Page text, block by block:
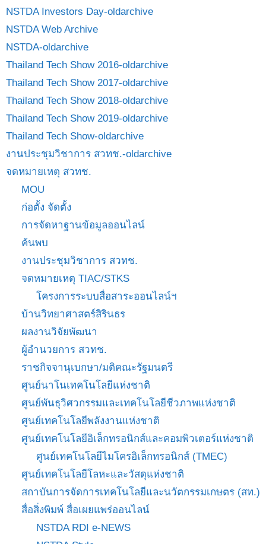
NSTDA Investors Day-oldarchive
NSTDA Web Archive
NSTDA-oldarchive
Thailand Tech Show 2016-oldarchive
Thailand Tech Show 2017-oldarchive
Thailand Tech Show 2018-oldarchive
Thailand Tech Show 2019-oldarchive
Thailand Tech Show-oldarchive
งานประชุมวิชาการ สวทช.-oldarchive
จดหมายเหตุ สวทช.
MOU
ก่อตั้ง จัดตั้ง
การจัดหาฐานข้อมูลออนไลน์
ค้นพบ
งานประชุมวิชาการ สวทช.
จดหมายเหตุ TIAC/STKS
โครงการระบบสื่อสาระออนไลน์ฯ
บ้านวิทยาศาสตร์สิรินธร
ผลงานวิจัยพัฒนา
ผู้อำนวยการ สวทช.
ราชกิจจานุเบกษา/มติคณะรัฐมนตรี
ศูนย์นาโนเทคโนโลยีแห่งชาติ
ศูนย์พันธุวิศวกรรมและเทคโนโลยีชีวภาพแห่งชาติ
ศูนย์เทคโนโลยีพลังงานแห่งชาติ
ศูนย์เทคโนโลยีอิเล็กทรอนิกส์และคอมพิวเตอร์แห่งชาติ
ศูนย์เทคโนโลยีไมโครอิเล็กทรอนิกส์ (TMEC)
ศูนย์เทคโนโลยีโลหะและวัสดุแห่งชาติ
สถาบันการจัดการเทคโนโลยีและนวัตกรรมเกษตร (สท.)
สื่อสิ่งพิมพ์ สื่อเผยแพร่ออนไลน์
NSTDA RDI e-NEWS